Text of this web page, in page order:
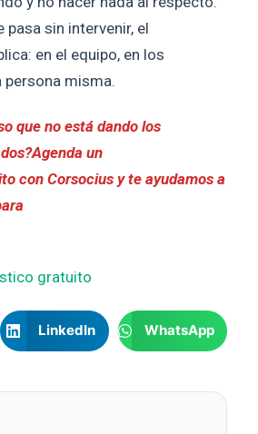
pasa sin intervenir, el
en el equipo, en los
persona misma.
que no está dando los
un
con Corsocius y te ayudamos a
gratuito
LinkedIn WhatsApp